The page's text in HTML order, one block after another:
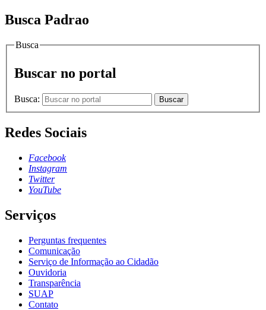
Busca Padrao
Busca
Buscar no portal
Busca: Buscar
Redes Sociais
Facebook
Instagram
Twitter
YouTube
Serviços
Perguntas frequentes
Comunicação
Serviço de Informação ao Cidadão
Ouvidoria
Transparência
SUAP
Contato